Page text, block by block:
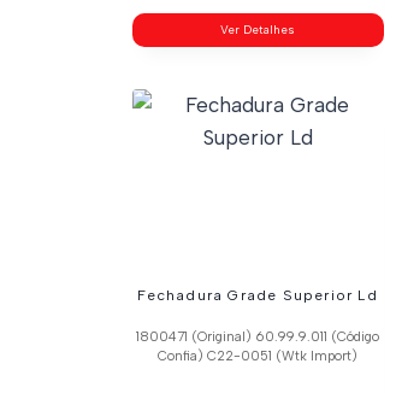
Ver Detalhes
Fechadura Grade Superior Ld
1800471 (Original) 60.99.9.011 (Código
Confia) C22-0051 (Wtk Import)